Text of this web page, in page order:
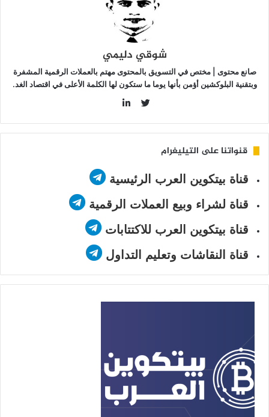
شوقي دليمي
صانع محتوى | مختص في التسويق بالمحتوى مهتم بالعملات الرقمية المشفرة
وبتقنية البلوكشين أؤمن بأنها يوما ما ستكون لها الكلمة الأعلى في اقتصاد الغد.
قنواتنا على التيليغرام
قناة بيتكوين العرب الرئيسية
قناة لشراء وبيع العملات الرقمية
قناة بيتكوين العرب للاكتتابات
قناة النقاشات وتعليم التداول